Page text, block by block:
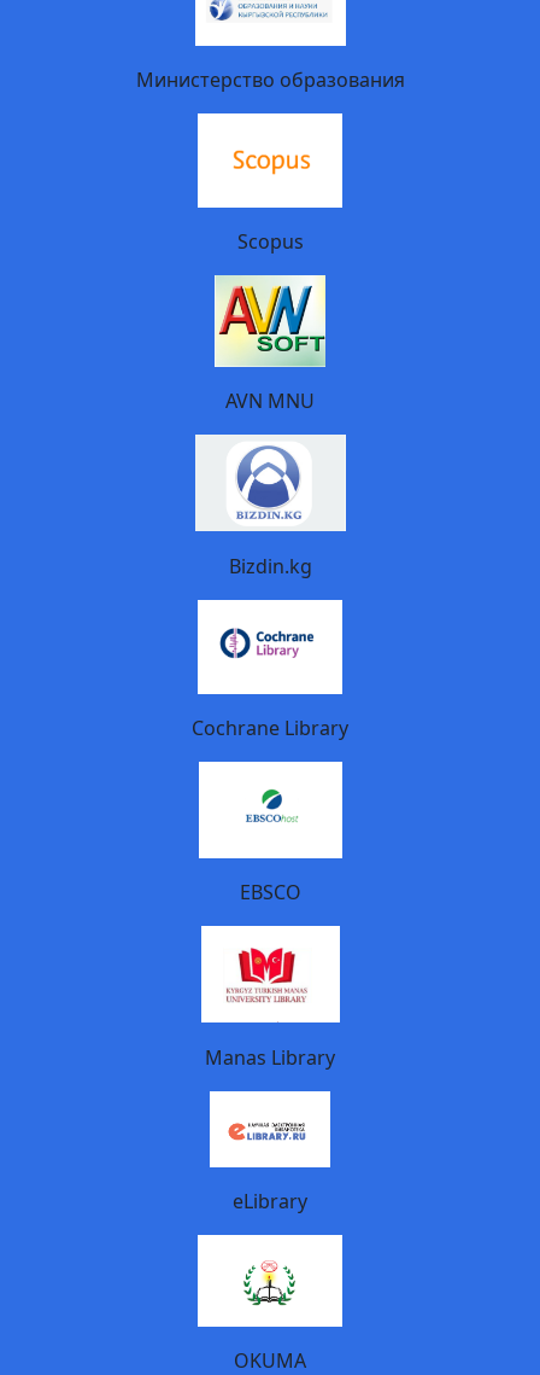
Министерство образования
Scopus
AVN MNU
Bizdin.kg
Cochrane Library
EBSCO
Manas Library
eLibrary
OKUMA